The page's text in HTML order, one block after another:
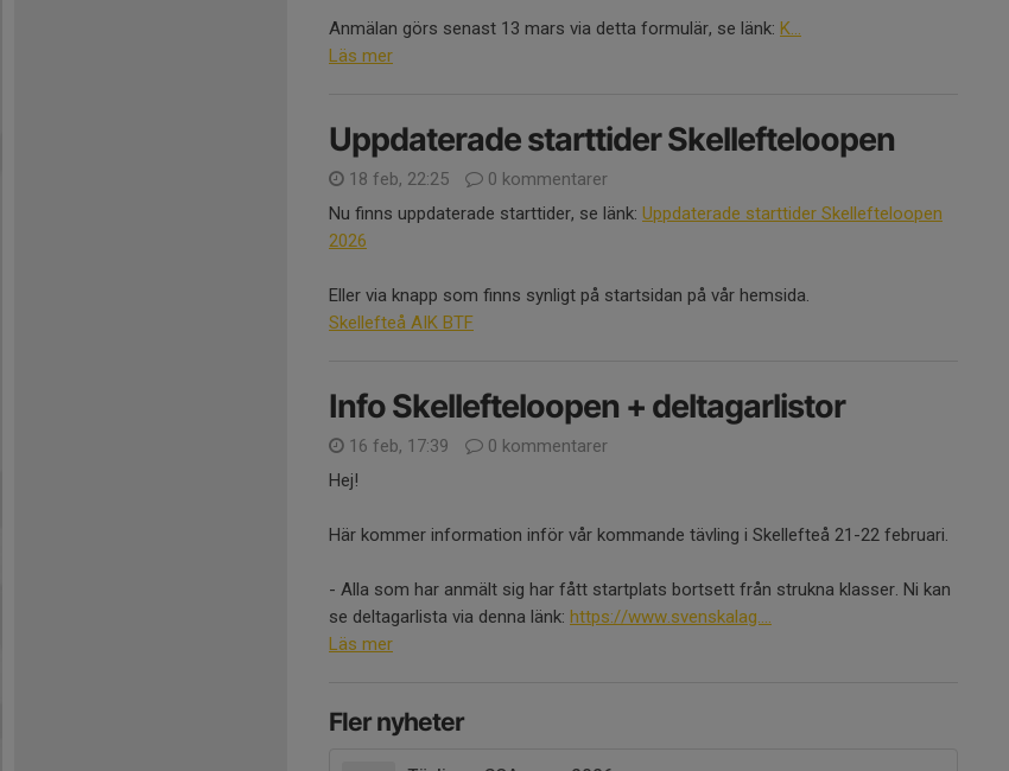
Anmälan görs senast 13 mars via detta formulär, se länk: K...
Läs mer
Uppdaterade starttider Skellefteloopen
18 feb, 22:25
0 kommentarer
Nu finns uppdaterade starttider, se länk: Uppdaterade starttider Skellefteloopen
2026
Eller via knapp som finns synligt på startsidan på vår hemsida.
Skellefteå AIK BTF
Info Skellefteloopen + deltagarlistor
16 feb, 17:39
0 kommentarer
Hej!
Här kommer information inför vår kommande tävling i Skellefteå 21-22 februari.
- Alla som har anmält sig har fått startplats bortsett från strukna klasser. Ni kan
se deltagarlista via denna länk: https://www.svenskalag....
Läs mer
Fler nyheter